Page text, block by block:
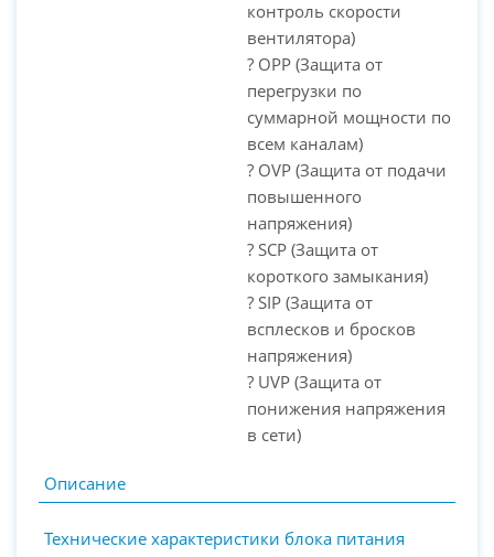
контроль скорости
вентилятора)
? OPP (Защита от
перегрузки по
суммарной мощности по
всем каналам)
? OVP (Защита от подачи
повышенного
напряжения)
? SCP (Защита от
короткого замыкания)
? SIP (Защита от
всплесков и бросков
напряжения)
? UVP (Защита от
понижения напряжения
в сети)
Описание
Технические характеристики блока питания